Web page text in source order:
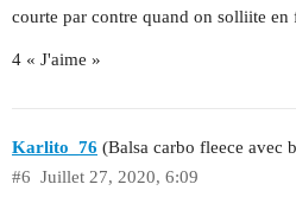
courte par contre quand on solliite
4 « J'aime »
Karlito_76 (Balsa carbo fleece avec
Juillet 27, 2020, 6:09
#6